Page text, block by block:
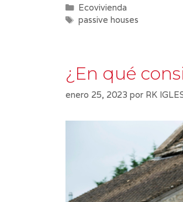
Categorías
Ecovivienda
Etiquetas
passive houses
¿En qué
enero 25, 2023 por RK